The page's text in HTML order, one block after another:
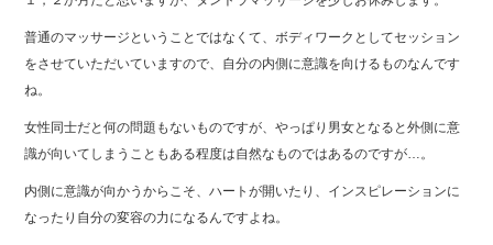
e
o
o
k
tt
er
e
普通のマッサージということではなくて、ボディワークとしてセッション
をさせていただいていますので、自分の内側に意識を向けるものなんです
ね。
女性同士だと何の問題もないものですが、やっぱり男女となると外側に意
識が向いてしまうこともある程度は自然なものではあるのですが…。
内側に意識が向かうからこそ、ハートが開いたり、インスピレーションに
なったり自分の変容の力になるんですよね。